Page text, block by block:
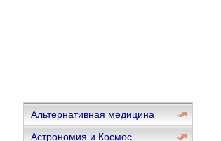
Альтернативная медицина
Астрономия и Космос